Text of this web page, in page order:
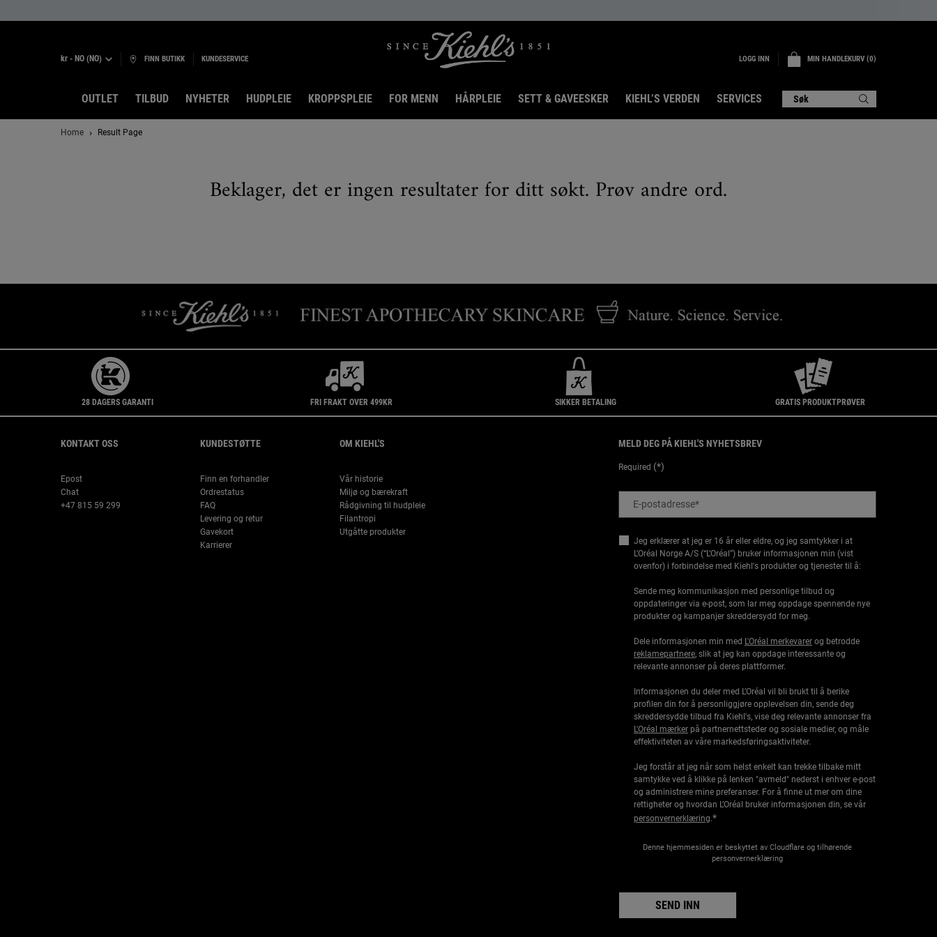
kr - NO (NO) FINN BUTIKK KUNDESERVICE LOGG INN MIN HANDLEKURV 0
0 PRODUKT
OUTLET TILBUD NYHETER HUDPLEIE KROPPSPLEIE FOR MENN HÅRPLEIE SETT & GAVEESKER KIEHL’S VERDEN SERVICES Søk
Home Result Page
Beklager, det er ingen resultater for ditt søkt. Prøv andre ord.
28 DAGERS GARANTI FRI FRAKT OVER 499KR SIKKER BETALING GRATIS PRODUKTPRØVER
KONTAKT OSS
Epost
Chat
+47 815 59 299
KUNDESTØTTE
Finn en forhandler
Ordrestatus
FAQ
Levering og retur
Gavekort
Karrierer
OM KIEHL'S
Vår historie
Miljø og bærekraft
Rådgivning til hudpleie
Filantropi
Utgåtte produkter
MELD DEG PÅ KIEHL'S NYHETSBREV
Required (*)
E-postadresse*
Jeg erklærer at jeg er 16 år eller eldre, og jeg samtykker i at
L’Oréal Norge A/S (“L’Oréal”) bruker informasjonen min (vist
ovenfor) i forbindelse med Kiehl's produkter og tjenester til å:
Sende meg kommunikasjon med personlige tilbud og
oppdateringer via e-post, som lar meg oppdage spennende nye
produkter og kampanjer skreddersydd for meg.
Dele informasjonen min med L'Oréal merkevarer og betrodde
reklamepartnere, slik at jeg kan oppdage interessante og
relevante annonser på deres plattformer.
Informasjonen du deler med L’Oréal vil bli brukt til å berike
profilen din for å personliggjøre opplevelsen din, sende deg
skreddersydde tilbud fra Kiehl's, vise deg relevante annonser fra
L'Oréal mærker på partnernettsteder og sosiale medier, og måle
effektiviteten av våre markedsføringsaktiviteter.
Jeg forstår at jeg når som helst enkelt kan trekke tilbake mitt
samtykke ved å klikke på lenken "avmeld" nederst i enhver e-post
og administrere mine preferanser. For å finne ut mer om dine
rettigheter og hvordan L’Oréal bruker informasjonen din, se vår
personvernerklæring.*
Denne hjemmesiden er beskyttet av Cloudflare og tilhørende
personvernerklæring
SEND INN